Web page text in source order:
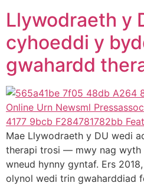
Llywodraeth y
cyhoeddi y
gwahardd
Mae Llywodraeth y DU wedi
therapi trosi — mwy nag wyth
wneud hynny gyntaf. Ers
olynol wedi trin gwaharddiad